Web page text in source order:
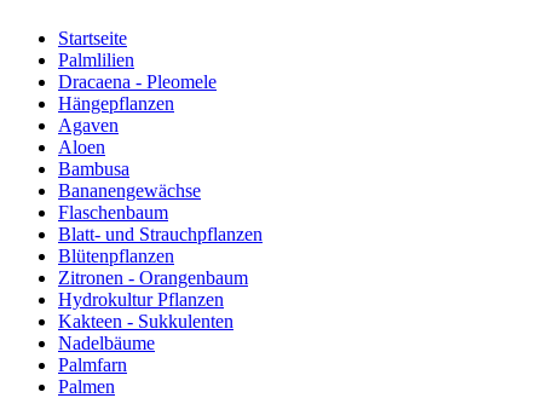
Startseite
Palmlilien
Dracaena - Pleomele
Hängepflanzen
Agaven
Aloen
Bambusa
Bananengewächse
Flaschenbaum
Blatt- und Strauchpflanzen
Blütenpflanzen
Zitronen - Orangenbaum
Hydrokultur Pflanzen
Kakteen - Sukkulenten
Nadelbäume
Palmfarn
Palmen